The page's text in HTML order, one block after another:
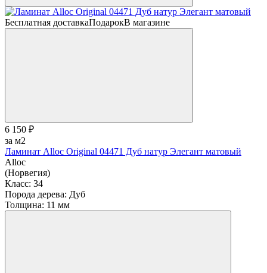
Бесплатная доставкаПодарокВ магазине
6 150 ₽
за м2
Ламинат Alloc Original 04471 Дуб натур Элегант матовый
Alloc
(Норвегия)
Класс: 34
Порода дерева: Дуб
Толщина: 11 мм